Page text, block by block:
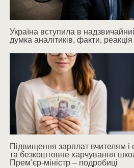
Україна вступила в
думка аналітиків, факти,
Підвищення зарплат вчителям і
та безкоштовне харчування
Прем’єр-міністр – подробиці